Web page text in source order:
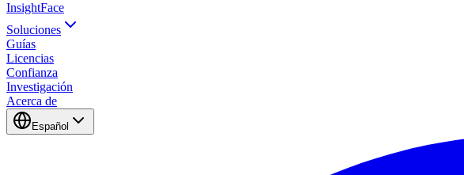
InsightFace
Soluciones
Guías
Licencias
Confianza
Investigación
Acerca de
Español